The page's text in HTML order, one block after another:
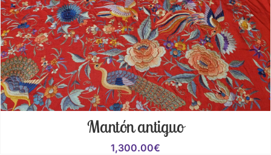
Mantón antiguo
1,300.00€